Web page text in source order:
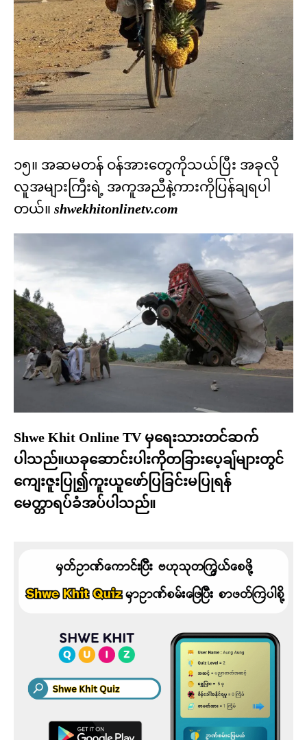
၁၅။ အဆမတန် ဝန်အားတွေကိုသယ်ပြီး အခုလို
လူအများကြီးရဲ့ အကူအညီနဲ့ကားကိုပြန်ချရပါ
တယ်။ shwekhitonlinetv.com
Shwe Khit Online TV မှရေးသားတင်ဆက်
ပါသည်။ယခုဆောင်းပါးကိုတခြားပေ့ချ်များတွင်
ကျေးဇူးပြု၍ကူးယူဖော်ပြခြင်းမပြုရန်
မေတ္တာရပ်ခံအပ်ပါသည်။